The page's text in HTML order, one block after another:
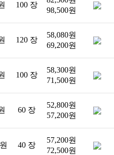
100 장
98,500원
120 장
58,080원
69,200원
100 장
58,300원
71,500원
60 장
52,800원
57,200원
40 장
57,200원
72,500원